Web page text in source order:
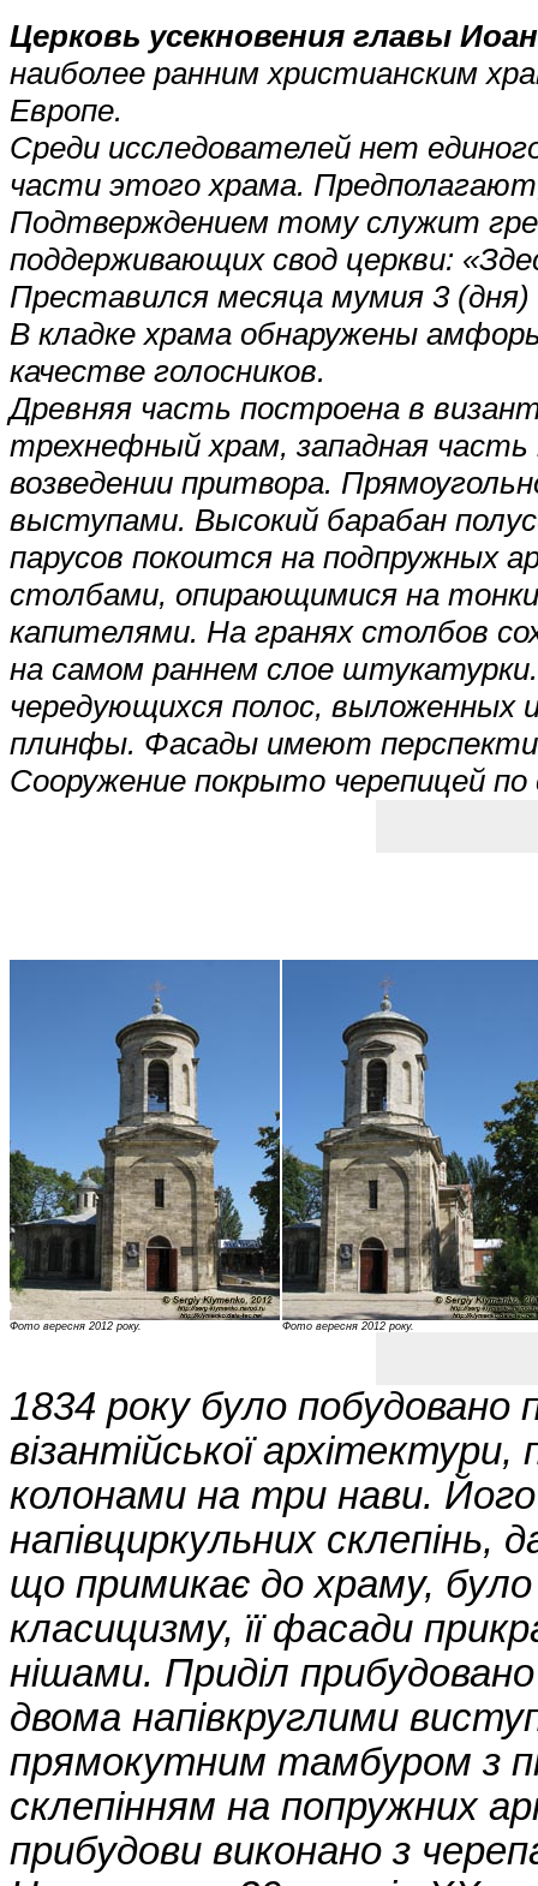
Церковь усекновения главы
наиболее ранним христианским
Европе.
Среди исследователей нет
части этого храма.
Подтверждением тому служит
поддерживающих свод церкви:
Преставился месяца мумия 3
В кладке храма обнаружены
качестве голосников.
Древняя часть построена в
трехнефный храм, западная
возведении притвора.
выступами. Высокий барабан
парусов покоится на подпружных
столбами, опирающимися на
капителями. На гранях столбов
на самом раннем слое
чередующихся полос, выложенных
плинфы. Фасады имеют
Сооружение покрыто черепицей по
Фото вересня 2012 року. Фото вересня 2012 року.
1834 року було
візантійської
колонами на три нави.
напівциркульних склепінь,
що примикає до храму,
класицизму, її фасади
нішами. Приділ
двома напівкруглими
прямокутним тамбуром з
склепінням на попружних
прибудови виконано з